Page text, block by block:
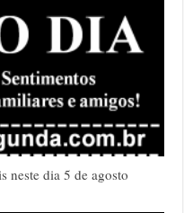
neste dia 5 de agosto